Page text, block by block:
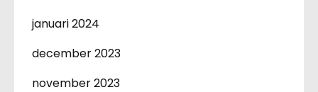
januari 2024
december 2023
november 2023